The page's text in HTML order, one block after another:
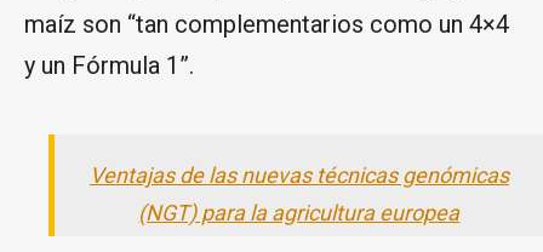
maíz son “tan complementarios como un 4×4
y un Fórmula 1”.
Ventajas de las nuevas técnicas genómicas
(NGT) para la agricultura europea